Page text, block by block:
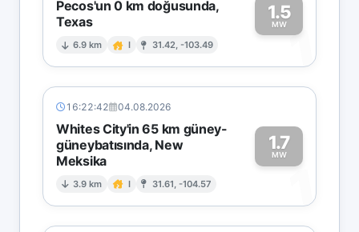
Pecos'un 0 km doğusunda,
Texas
6.9 km I 31.42, -103.49
1.5
MW1
16:22:42 04.08.2026
Whites City'in 65 km güney-
güneybatısında, New
Meksika
3.9 km I 31.61, -104.57
1.7
MW
1